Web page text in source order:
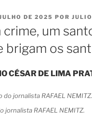
DE 2025 POR
crime, um
brigam os
CÉSAR DE LIMA
jornalista RAFAEL NEMITZ.